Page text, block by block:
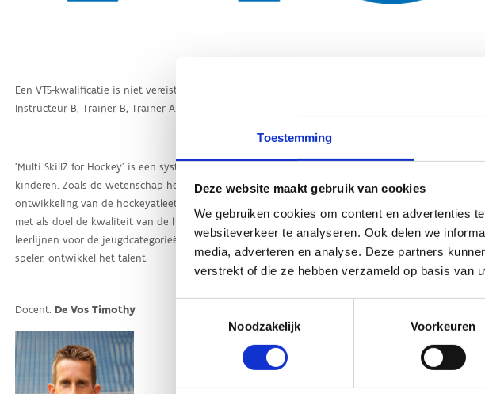
Toestemming
Deze website maakt gebruik van cookies
We gebruiken cookies om content en advertenties
websiteverkeer te analyseren. Ook delen we
media, adverteren en analyse. Deze partners
verstrekt of die ze hebben verzameld op basis van
Noodzakelijk
Voorkeuren